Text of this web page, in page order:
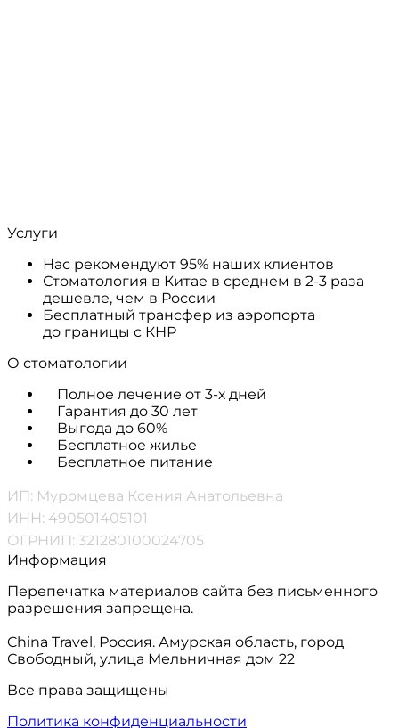
Услуги
Нас рекомендуют 95% наших клиентов
Стоматология в Китае в среднем в 2-3 раза
дешевле, чем в России
Бесплатный трансфер из аэропорта
до границы с КНР
О стоматологии
Полное лечение от 3-х дней
Гарантия до 30 лет
Выгода до 60%
Бесплатное жилье
Бесплатное питание
ИП: Муромцева Ксения Анатольевна
ИНН: 490501405101
ОГРНИП: 321280100024705
Информация
Перепечатка материалов сайта без письменного
разрешения запрещена.
China Travel, Россия. Амурская область, город
Свободный, улица Мельничная дом 22
Все права защищены
Политика конфиденциальности